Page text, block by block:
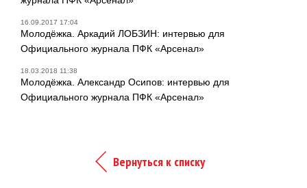
16.09.2017 17:04
Молодёжка. Аркадий ЛОБЗИН: интервью для
Официального журнала ПФК «Арсенал»
18.03.2018 11:38
Молодёжка. Александр Осипов: интервью для
Официального журнала ПФК «Арсенал»
Вернуться к списку